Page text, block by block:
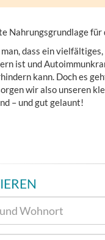
Nahrungsgrundlage
dass ein
ist und
kann. Doch es
wir also unseren
– und gut gelaunt!